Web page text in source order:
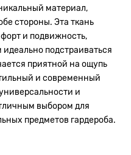
материал,
стороны. Эта ткань
и подвижность,
подстраиваться
приятной на ощупь
и современный
и
выбором для
предметов гардероба.